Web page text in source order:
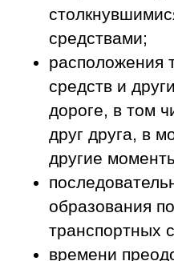
средствами;
расположения
средств и
дороге, в том
друг друга, в
другие
образования
транспортных
времени